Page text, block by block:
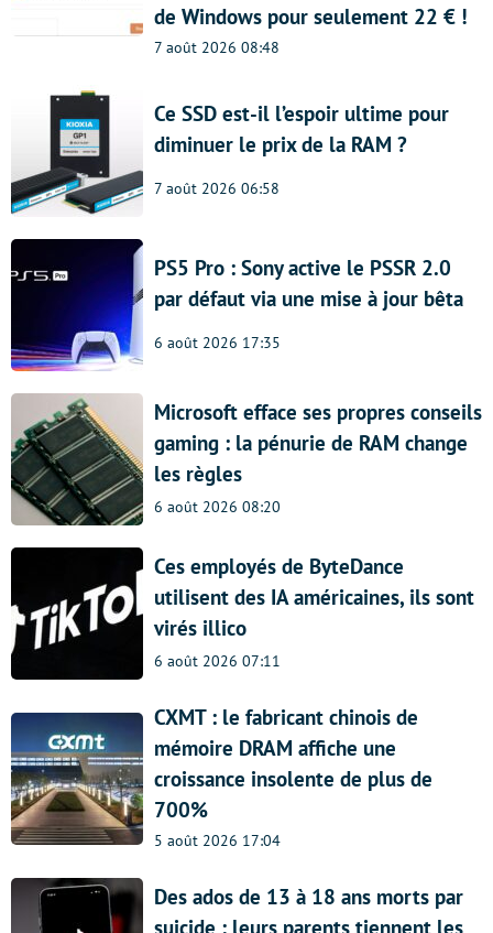
de Windows pour seulement 22 € !
7 août 2026 08:48
Ce SSD est-il l’espoir ultime pour
diminuer le prix de la RAM ?
7 août 2026 06:58
PS5 Pro : Sony active le PSSR 2.0
par défaut via une mise à jour bêta
6 août 2026 17:35
Microsoft efface ses propres conseils
gaming : la pénurie de RAM change
les règles
6 août 2026 08:20
Ces employés de ByteDance
utilisent des IA américaines, ils sont
virés illico
6 août 2026 07:11
CXMT : le fabricant chinois de
mémoire DRAM affiche une
croissance insolente de plus de
700%
5 août 2026 17:04
Des ados de 13 à 18 ans morts par
suicide : leurs parents tiennent les